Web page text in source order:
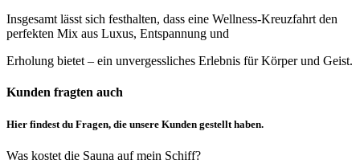
Insgesamt lässt sich festhalten, dass eine Wellness-Kreuzfahrt den
perfekten Mix aus Luxus, Entspannung und
Erholung bietet – ein unvergessliches Erlebnis für Körper und Geist.
Kunden fragten auch
Hier findest du Fragen, die unsere Kunden gestellt haben.
Was kostet die Sauna auf mein Schiff?